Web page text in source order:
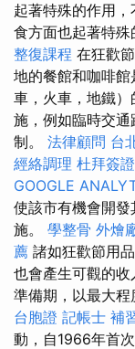
起著特殊的作用
食方面也起著特殊
整復課程 在狂歡
地的餐館和咖啡
車，火車，地鐵
施，例如臨時交
制。 法律顧問 台
經絡調理 杜拜簽證
GOOGLE
使該市有機會開
施。 學整骨 外燴
薦 諸如狂歡節用
也會產生可觀的
準備期，以最大程
台胞證 記帳士 補
動，自1966年首